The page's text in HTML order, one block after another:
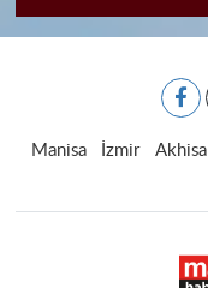
Manisa İzmir